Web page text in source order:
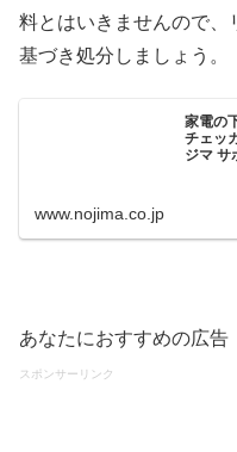
料とはいきませんので、
基づき処分しましょう。
家電の
チェッ
ジマ サ
www.nojima.co.jp
あなたにおすすめの広告
スポンサーリンク